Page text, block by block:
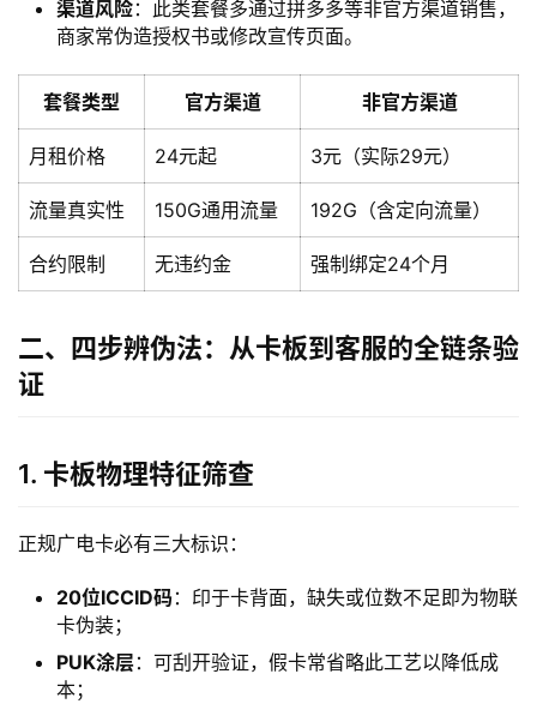
渠道风险：此类套餐多通过拼多多等非官方渠道销售，
商家常伪造授权书或修改宣传页面。
套餐类型 官方渠道 非官方渠道
月租价格 24元起 3元（实际29元）
流量真实性 150G通用流量 192G（含定向流量）
合约限制 无违约金 强制绑定24个月
二、四步辨伪法：从卡板到客服的全链条验
证
1. 卡板物理特征筛查
正规广电卡必有三大标识：
20位ICCID码：印于卡背面，缺失或位数不足即为物联
卡伪装；
PUK涂层：可刮开验证，假卡常省略此工艺以降低成
本；